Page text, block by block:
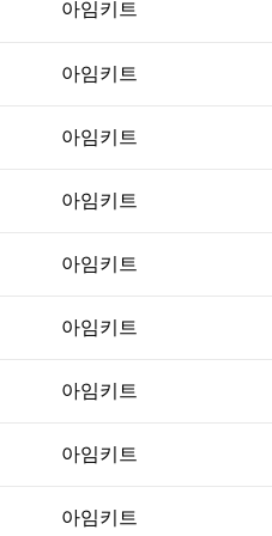
아임키트
아임키트
아임키트
아임키트
아임키트
아임키트
아임키트
아임키트
아임키트